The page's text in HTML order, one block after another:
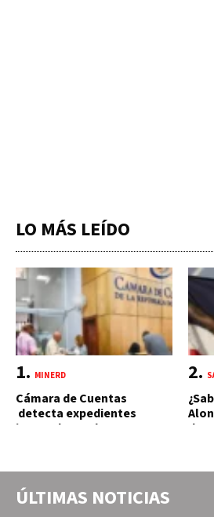
LO MÁS LEÍDO
MINERD
Cámara de Cuentas
detecta expedientes
incompletos de
2019 y 2020
ÚLTIMAS NOTICIAS